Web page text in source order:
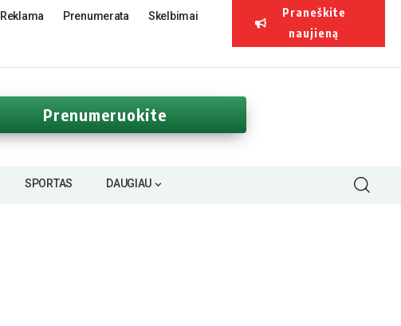
Reklama Prenumerata Skelbimai
Praneškite
naujieną
Prenumeruokite
SPORTAS DAUGIAU